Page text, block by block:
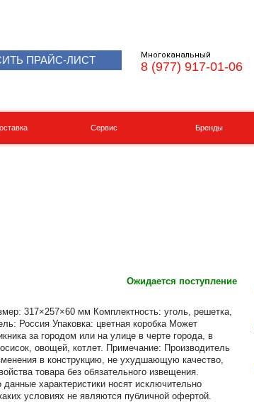
ПРАЙС-ЛИСТ Многоканальный
8 (977) 917-01-06
Сервис Бренды
Ожидается поступление
317×257×60 мм Комплектность: уголь, решетка,
Россия Упаковка: цветная коробка Может
за городом или на улице в черте города, в
овощей, котлет. Примечание: Производитель
в конструкцию, не ухудшающую качество,
товара без обязательного извещения.
характеристики носят исключительно
условиях не являются публичной офертой.